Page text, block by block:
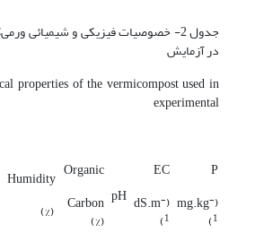
جدول 2- خصوصیات فیزیکی و شیمیائی
در آزمایش
properties of the vermicompost used in
experimental
P
(mg.kg
-
1
)
EC
(dS.m
-
1
)
pH
Organic
Carbon
(%)
Humidity
(%)